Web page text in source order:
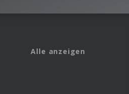
Alle anzeigen